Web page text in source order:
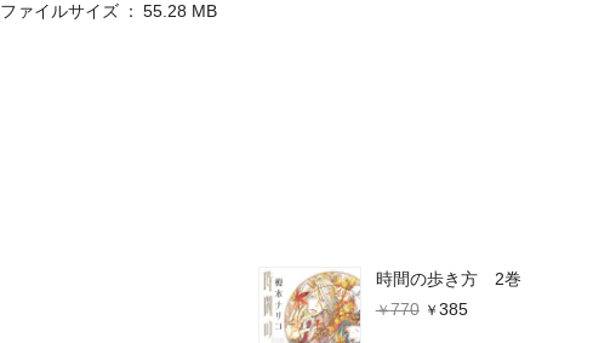
時間の歩き方 2巻
770
385
ファイルサイズ
55.28 MB